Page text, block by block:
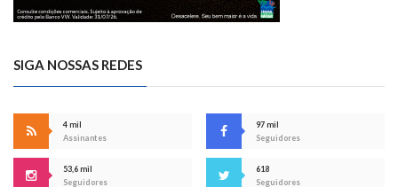
SIGA NOSSAS REDES
4 mil
Assinantes
97 mil
Seguidores
53,6 mil
Seguidores
618
Seguidores